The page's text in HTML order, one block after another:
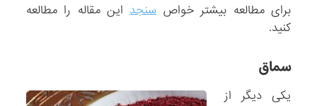
برای مطالعه بیشتر خواص سنجداین مقاله را مطالعه
کنید.
سماق
یکی دیگر از